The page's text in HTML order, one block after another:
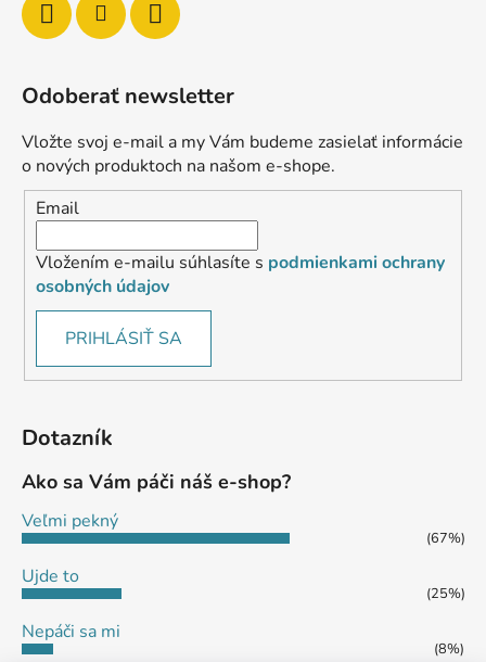
Odoberať newsletter
Vložte svoj e-mail a my Vám budeme zasielať informácie
o nových produktoch na našom e-shope.
Email
Vložením e-mailu súhlasíte s podmienkami ochrany
osobných údajov
PRIHLÁSIŤ SA
Dotazník
Ako sa Vám páči náš e-shop?
Veľmi pekný
(67%)
Ujde to
(25%)
Nepáči sa mi
(8%)